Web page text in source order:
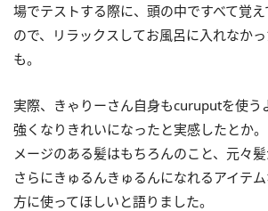
場でテストする際に、頭の中ですべて覚
ので、リラックスしてお風呂に入れなか
も。
実際、きゃりーさん自身もcuruputを使う
強くなりきれいになったと実感したとか
メージのある髪はもちろんのこと、元々
さらにきゅるんきゅるんになれるアイテ
方に使ってほしいと語りました。